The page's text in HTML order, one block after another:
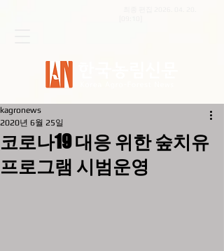
코로나19 대응 위한 숲치유
프로그램 시범운영
kagronews
2020년 6월 25일